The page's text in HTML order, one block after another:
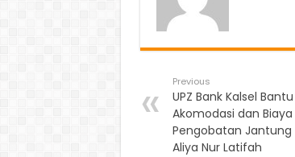
Previous
UPZ Bank Kalsel Bantu
Akomodasi dan Biaya
Pengobatan Jantung
Aliya Nur Latifah